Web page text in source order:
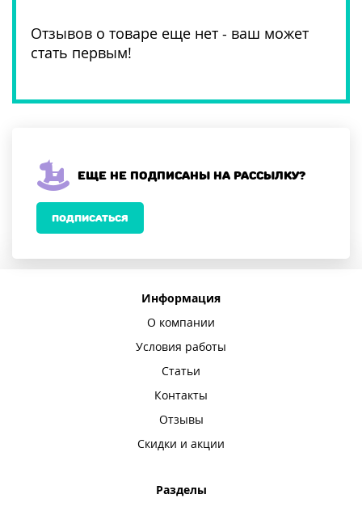
Отзывов о товаре еще нет - ваш может
стать первым!
Еще не подписаны на рассылку?
ПОДПИСАТЬСЯ
Информация
О компании
Условия работы
Статьи
Контакты
Отзывы
Скидки и акции
Разделы